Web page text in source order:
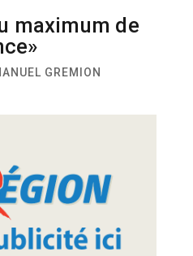
maximum de
GREMION